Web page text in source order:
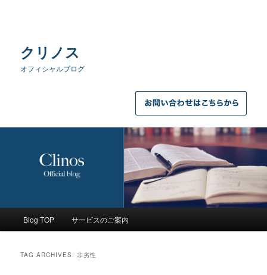
クリノス
オフィシャルブログ
Skip
Skip
Blog TOP サービスのご案内
TAG ARCHIVES:非劣性